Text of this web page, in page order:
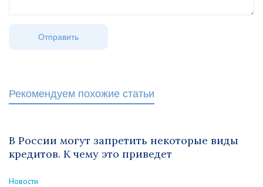
Рекомендуем похожие статьи
В России могут запретить некоторые виды
кредитов. К чему это приведет
Новости